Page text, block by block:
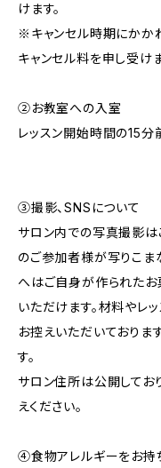
けます。
※キャンセル時期にかか
キャンセル料を申し受け
②お教室への入室
レッスン開始時間の15分
③撮影、SNSについて
サロン内での写真撮影は
のご参加者様が写りこま
へはご自身が作られたお
いただけます。材料やレ
お控えいただいておりま
す。
サロン住所は公開してお
えください。
④食物アレルギーをお持